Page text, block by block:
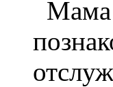
Мама